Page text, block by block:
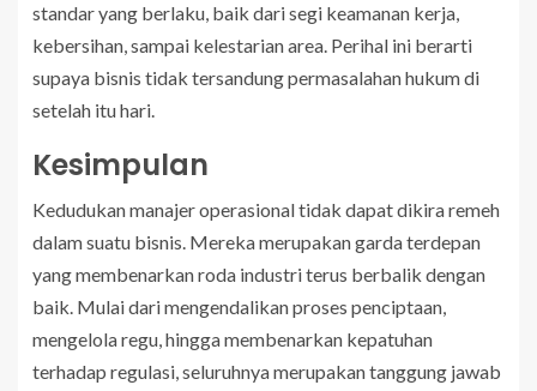
standar yang berlaku, baik dari segi keamanan kerja,
kebersihan, sampai kelestarian area. Perihal ini berarti
supaya bisnis tidak tersandung permasalahan hukum di
setelah itu hari.
Kesimpulan
Kedudukan manajer operasional tidak dapat dikira remeh
dalam suatu bisnis. Mereka merupakan garda terdepan
yang membenarkan roda industri terus berbalik dengan
baik. Mulai dari mengendalikan proses penciptaan,
mengelola regu, hingga membenarkan kepatuhan
terhadap regulasi, seluruhnya merupakan tanggung jawab